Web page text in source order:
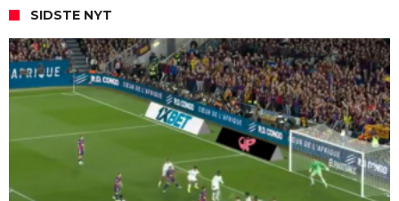
SIDSTE NYT